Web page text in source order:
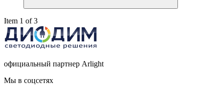
Item 1 of 3
официальный партнер Arlight
Мы в соцсетях